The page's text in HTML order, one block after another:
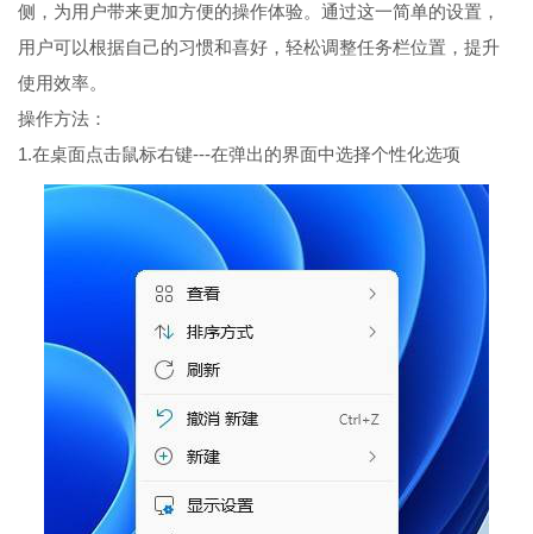
侧，为用户带来更加方便的操作体验。通过这一简单的设置，
用户可以根据自己的习惯和喜好，轻松调整任务栏位置，提升
使用效率。
操作方法：
1.在桌面点击鼠标右键---在弹出的界面中选择个性化选项